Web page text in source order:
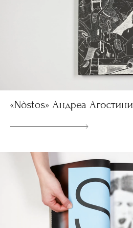
«Nòstos» Андреа Агостини